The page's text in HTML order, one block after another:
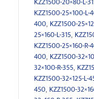
KZZ1500-25×100-L-
400, KZZ1500-
25×160-L-315,
KZZ1500-25×160-R-
400, KZZ1500-
32×100-R-355,
KZZ1500-32×125-L-
450, KZZ1500-